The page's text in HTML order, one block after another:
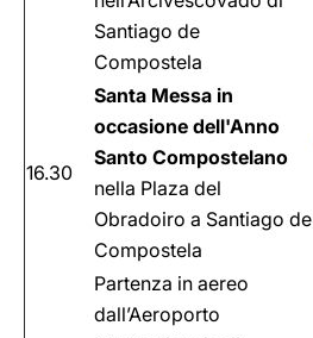
Santiago de
Compostela
16.30
Santa Messa in
occasione dell'Anno
Santo Compostelano
nella Plaza del
Obradoiro a Santiago de
Compostela
Partenza in aereo
dall’Aeroporto